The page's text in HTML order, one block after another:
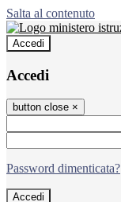
Salta al contenuto
Accedi
Accedi
button close ×
Password dimenticata?